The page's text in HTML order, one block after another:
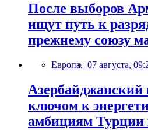
После выборов
ищут путь к
прежнему союзу
Европа, 07 августа,
Азербайджанский
ключом к
амбициям Турции